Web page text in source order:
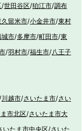
/世田谷区/狛江市/調布
久留米市/小金井市/東村
城市/多摩市/町田市/東
/羽村市/福生市/八王子
川越市/さいたま市/さい
市北区/さいたま市大
いたま市中央区/さいた